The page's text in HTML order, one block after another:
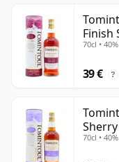
Finish
70cl • 40%
39 € ?
Sherry
70cl • 40%